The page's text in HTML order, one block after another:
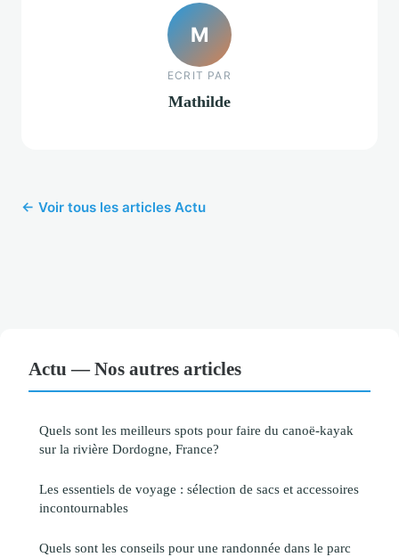
M
ECRIT PAR
Mathilde
← Voir tous les articles Actu
Actu — Nos autres articles
Quels sont les meilleurs spots pour faire du canoë-kayak
sur la rivière Dordogne, France?
Les essentiels de voyage : sélection de sacs et accessoires
incontournables
Quels sont les conseils pour une randonnée dans le parc